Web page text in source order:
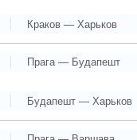
Краков — Харьков
Прага — Будапешт
Будапешт — Харьков